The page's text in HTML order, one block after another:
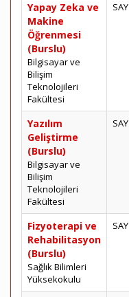
Yapay Zeka ve
Makine
Öğrenmesi
(Burslu)
Bilgisayar ve
Bilişim
Teknolojileri
Fakültesi
SAY
Yazılım
Geliştirme
(Burslu)
Bilgisayar ve
Bilişim
Teknolojileri
Fakültesi
SAY
Fizyoterapi ve
Rehabilitasyon
(Burslu)
Sağlık Bilimleri
Yüksekokulu
SAY